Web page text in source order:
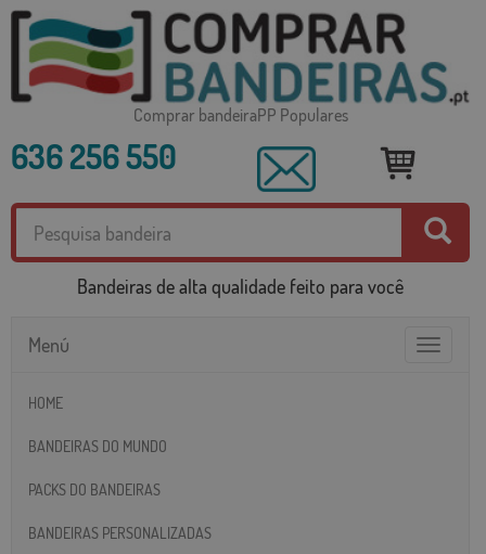
Comprar bandeiraPP Populares
636 256 550
Bandeiras de alta qualidade feito para você
Toggle
Menú
HOME
BANDEIRAS DO MUNDO
PACKS DO BANDEIRAS
BANDEIRAS PERSONALIZADAS